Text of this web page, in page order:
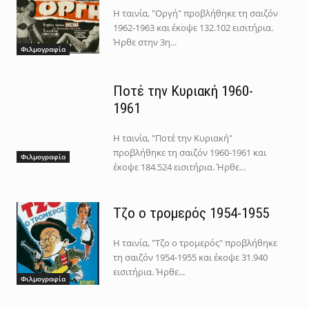
Φιλμογραφία
Η ταινία, "Οργή" προβλήθηκε τη σαιζόν
1962-1963 και έκοψε 132.102 εισιτήρια.
Ήρθε στην 3η...
Φιλμογραφία
Ποτέ την Κυριακή 1960-
1961
Η ταινία, "Ποτέ την Κυριακή"
προβλήθηκε τη σαιζόν 1960-1961 και
έκοψε 184.524 εισιτήρια. Ήρθε...
Φιλμογραφία
Τζο ο τρομερός 1954-1955
Η ταινία, "Τζο ο τρομερός" προβλήθηκε
τη σαιζόν 1954-1955 και έκοψε 31.940
εισιτήρια. Ήρθε...